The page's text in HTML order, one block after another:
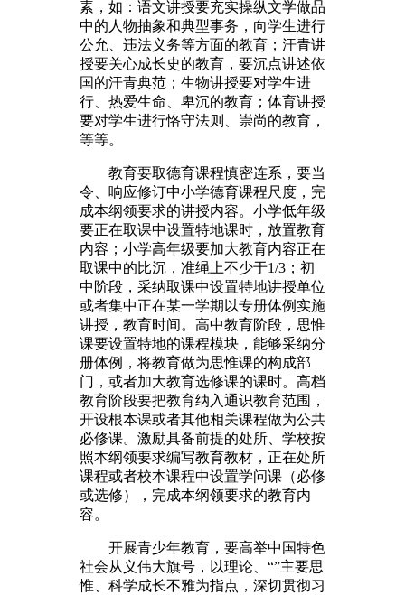
素，如：语文讲授要充实操纵文学做品
中的人物抽象和典型事务，向学生进行
公允、违法义务等方面的教育；汗青讲
授要关心成长史的教育，要沉点讲述依
国的汗青典范；生物讲授要对学生进
行、热爱生命、卑沉的教育；体育讲授
要对学生进行恪守法则、崇尚的教育，
等等。
教育要取德育课程慎密连系，要当
令、响应修订中小学德育课程尺度，完
成本纲领要求的讲授内容。小学低年级
要正在取课中设置特地课时，放置教育
内容；小学高年级要加大教育内容正在
取课中的比沉，准绳上不少于1/3；初
中阶段，采纳取课中设置特地讲授单位
或者集中正在某一学期以专册体例实施
讲授，教育时间。高中教育阶段，思惟
课要设置特地的课程模块，能够采纳分
册体例，将教育做为思惟课的构成部
门，或者加大教育选修课的课时。高档
教育阶段要把教育纳入通识教育范围，
开设根本课或者其他相关课程做为公共
必修课。激励具备前提的处所、学校按
照本纲领要求编写教育教材，正在处所
课程或者校本课程中设置学问课（必修
或选修），完成本纲领要求的教育内
容。
开展青少年教育，要高举中国特色
社会从义伟大旗号，以理论、“”主要思
惟、科学成长不雅为指点，深切贯彻习